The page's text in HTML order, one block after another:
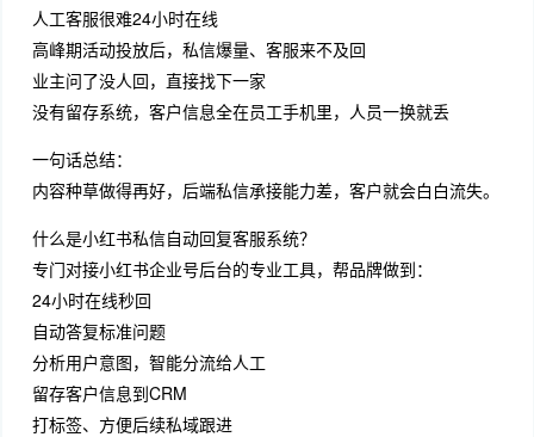
人工客服很难24小时在线
高峰期活动投放后，私信爆量、客服来不及回
业主问了没人回，直接找下一家
没有留存系统，客户信息全在员工手机里，人员一换就丢
一句话总结：
内容种草做得再好，后端私信承接能力差，客户就会白白流失。
什么是小红书私信自动回复客服系统？
专门对接小红书企业号后台的专业工具，帮品牌做到：
24小时在线秒回
自动答复标准问题
分析用户意图，智能分流给人工
留存客户信息到CRM
打标签、方便后续私域跟进